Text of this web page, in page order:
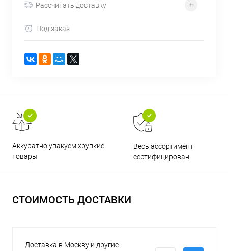
Рассчитать доставку
Под заказ
Аккуратно упакуем хрупкие
товары
Весь ассортимент
сертифицирован
СТОИМОСТЬ ДОСТАВКИ
Доставка в Москву и другие